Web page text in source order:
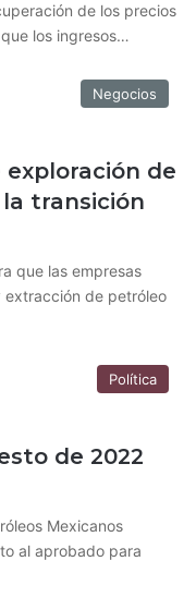
de los precios
los ingresos…
Negocios
de
transición
que las empresas
extracción de petróleo
Política
de 2022
Mexicanos
al aprobado para